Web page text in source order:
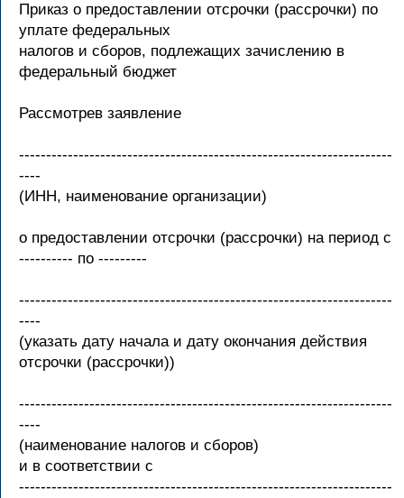
Приказ о предоставлении отсрочки (рассрочки) по
уплате федеральных
налогов и сборов, подлежащих зачислению в
федеральный бюджет
Рассмотрев заявление
---------------------------------------------------------------------
----
(ИНН, наименование организации)
о предоставлении отсрочки (рассрочки) на период с
---------- по ---------
---------------------------------------------------------------------
----
(указать дату начала и дату окончания действия
отсрочки (рассрочки))
---------------------------------------------------------------------
----
(наименование налогов и сборов)
и в соответствии с
---------------------------------------------------------------------